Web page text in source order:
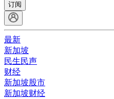
订阅
最新
新加坡
民生民声
财经
新加坡股市
新加坡财经